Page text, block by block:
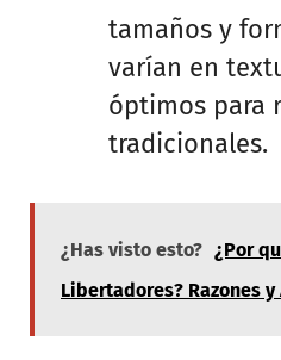
tamaños y
varían en
óptimos para
tradicionales.
¿Has visto esto? ¿Por
Libertadores? Razones